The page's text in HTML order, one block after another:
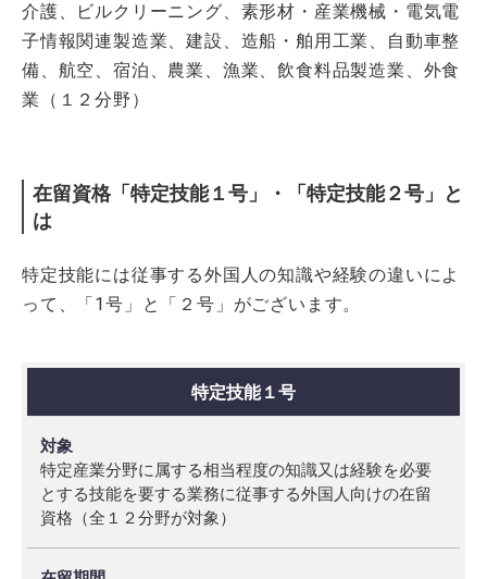
介護、ビルクリーニング、素形材・産業機械・電気電
子情報関連製造業、建設、造船・舶用工業、自動車整
備、航空、宿泊、農業、 漁業、飲食料品製造業、外食
業（１２分野）
在留資格「特定技能１号」・「特定技能２号」と
は
特定技能には従事する外国人の知識や経験の違いによ
って、「1号」と「２号」がございます。
対
象
在
留
期
特定技能１号
特定産業分野に属する相当程度の知識又は経験を必要
とする技能を要する業務に従事する外国人向けの在留
資格（全１２分野が対象）